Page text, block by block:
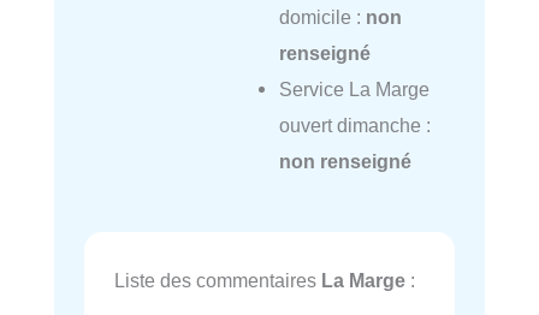
domicile : non
renseigné
Service La Marge
ouvert dimanche :
non renseigné
Liste des commentaires La Marge :